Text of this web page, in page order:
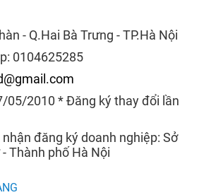
- Q.Hai Bà Trưng - TP.Hà Nội
0104625285
05/2010 * Đăng ký thay đổi lần
đăng ký doanh nghiệp: Sở
Thành phố Hà Nội